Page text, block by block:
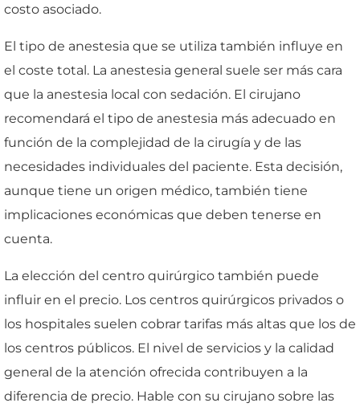
costo asociado.
El tipo de anestesia que se utiliza también influye en
el coste total. La anestesia general suele ser más cara
que la anestesia local con sedación. El cirujano
recomendará el tipo de anestesia más adecuado en
función de la complejidad de la cirugía y de las
necesidades individuales del paciente. Esta decisión,
aunque tiene un origen médico, también tiene
implicaciones económicas que deben tenerse en
cuenta.
La elección del centro quirúrgico también puede
influir en el precio. Los centros quirúrgicos privados o
los hospitales suelen cobrar tarifas más altas que los de
los centros públicos. El nivel de servicios y la calidad
general de la atención ofrecida contribuyen a la
diferencia de precio. Hable con su cirujano sobre las